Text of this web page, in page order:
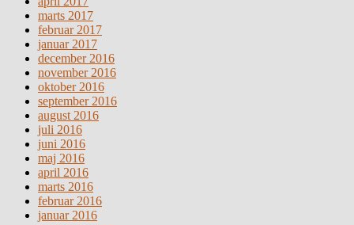
marts 2017
februar 2017
januar 2017
december 2016
november 2016
oktober 2016
september 2016
august 2016
juli 2016
juni 2016
maj 2016
april 2016
marts 2016
februar 2016
januar 2016